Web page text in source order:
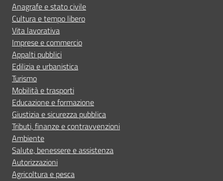
Anagrafe e stato civile
Cultura e tempo libero
Vita lavorativa
Imprese e commercio
Appalti pubblici
Edilizia e urbanistica
Turismo
Mobilità e trasporti
Educazione e formazione
Giustizia e sicurezza pubblica
Tributi, finanze e contravvenzioni
Ambiente
Salute, benessere e assistenza
Autorizzazioni
Agricoltura e pesca